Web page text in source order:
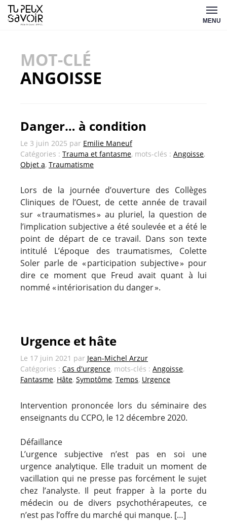
Aller
au
MENU
MOT-CLÉ
ANGOISSE
Danger… à condition
Le 3 juin 2025 par Emilie Maneuf
Catégories : Trauma et fantasme, mots-clés : Angoisse,
Objet a, Traumatisme
Lors de la journée d’ouverture des Collèges
Cliniques de l’Ouest, de cette année de travail
sur « traumatismes » au pluriel, la question de
l’implication subjective a été soulevée et a été le
point de départ de ce travail. Dans son texte
intitulé L’époque des traumatismes, Colette
Soler parle de « participation subjective » pour
dire ce moment que Freud avait quant à lui
nommé « intériorisation du danger ».
Urgence et hâte
Le 17 juin 2021 par Jean-Michel Arzur
Catégories : Cas d'urgence, mots-clés : Angoisse,
Fantasme, Hâte, Symptôme, Temps, Urgence
Intervention prononcée lors du séminaire des
enseignants du CCPO, le 12 décembre 2020.
Défaillance
L’urgence subjective n’est pas en soi une
urgence analytique. Elle traduit un moment de
vacillation qui ne presse pas forcément le sujet
chez l’analyste. Il peut frapper à la porte du
médecin ou de divers psychothérapeutes, ce
n’est pas l’offre du marché qui manque. […]